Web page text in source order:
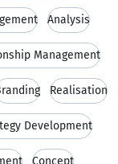
Analysis
Management
Realisation
Development
Concept